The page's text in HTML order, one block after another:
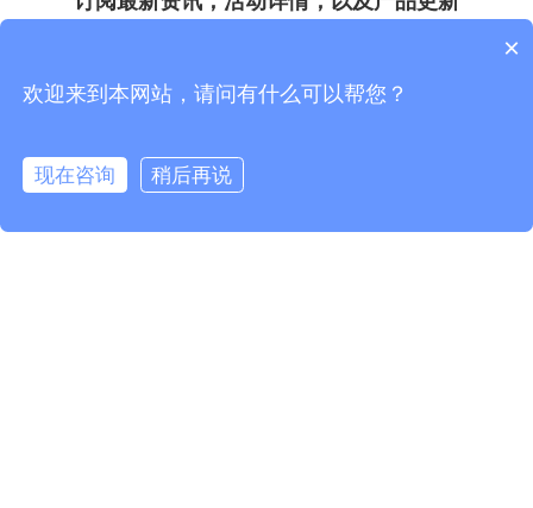
×
欢迎来到本网站，请问有什么可以帮您？
现在咨询 稍后再说